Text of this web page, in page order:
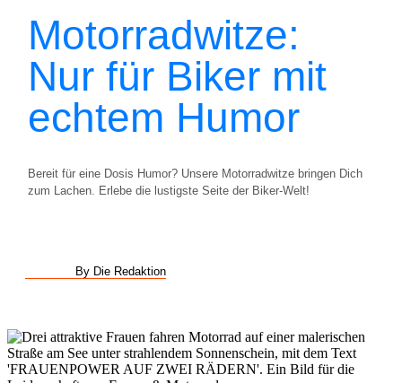
Motorradwitze:
Nur für Biker mit
echtem Humor
Bereit für eine Dosis Humor? Unsere Motorradwitze bringen Dich
zum Lachen. Erlebe die lustigste Seite der Biker-Welt!
By Die Redaktion